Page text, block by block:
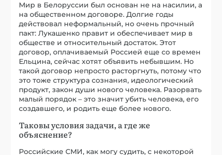
Мир в Белоруссии был основан не на насилии, а
на общественном договоре. Долгие годы
действовал неформальный, но очень прочный
пакт: Лукашенко правит и обеспечивает мир в
обществе и относительный достаток. Этот
договор, оплачиваемый Россией еще со времен
Ельцина, сейчас хотят объявить небывшим. Но
такой договор непросто расторгнуть, потому что
это тоже структура сознания, идеологический
продукт, закон души нового человека. Разорвать
малый порядок – это значит убить человека, его
создавшего, и родить еще более нового.
Таковы условия задачи, а где же
объяснение?
Российские СМИ, как могу судить, с некоторой